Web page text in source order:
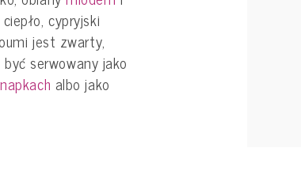
cypryjski
jest zwarty,
serwowany jako
albo jako